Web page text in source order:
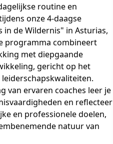
routine en
onze 4-daagse
in de Wildernis" in Asturias,
programma combineert
met diepgaande
gericht op het
van ervaren coaches leer je
en reflecteer
en professionele doelen,
natuur van